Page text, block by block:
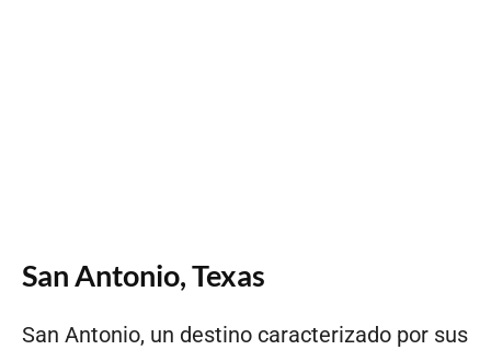
San Antonio, Texas
San Antonio, un destino caracterizado por sus